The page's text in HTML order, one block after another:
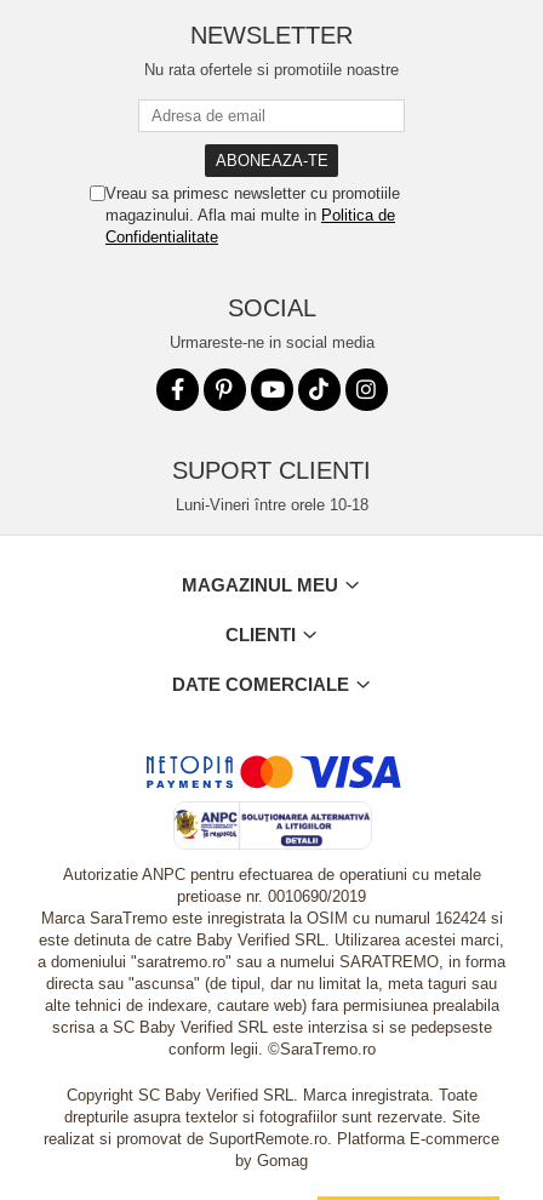
NEWSLETTER
Nu rata ofertele si promotiile noastre
Vreau sa primesc newsletter cu promotiile
magazinului. Afla mai multe in Politica de
Confidentialitate
SOCIAL
Urmareste-ne in social media
SUPORT CLIENTI
Luni-Vineri între orele 10-18
MAGAZINUL MEU
CLIENTI
DATE COMERCIALE
Autorizatie ANPC pentru efectuarea de operatiuni cu metale
pretioase nr. 0010690/2019
Marca SaraTremo este inregistrata la OSIM cu numarul 162424 si
este detinuta de catre Baby Verified SRL. Utilizarea acestei marci,
a domeniului "saratremo.ro" sau a numelui SARATREMO, in forma
directa sau "ascunsa" (de tipul, dar nu limitat la, meta taguri sau
alte tehnici de indexare, cautare web) fara permisiunea prealabila
scrisa a SC Baby Verified SRL este interzisa si se pedepseste
conform legii. ©SaraTremo.ro
Copyright SC Baby Verified SRL. Marca inregistrata. Toate
drepturile asupra textelor si fotografiilor sunt rezervate. Site
realizat si promovat de SuportRemote.ro. Platforma E-commerce
by Gomag